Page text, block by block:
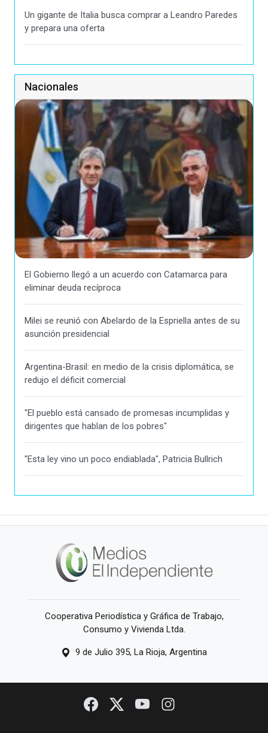
Un gigante de Italia busca comprar a Leandro Paredes
y prepara una oferta
Nacionales
El Gobierno llegó a un acuerdo con Catamarca para
eliminar deuda recíproca
Milei se reunió con Abelardo de la Espriella antes de su
asunción presidencial
Argentina-Brasil: en medio de la crisis diplomática, se
redujo el déficit comercial
"El pueblo está cansado de promesas incumplidas y
dirigentes que hablan de los pobres"
"Esta ley vino un poco endiablada", Patricia Bullrich
Cooperativa Periodística y Gráfica de Trabajo,
Consumo y Vivienda Ltda.
9 de Julio 395, La Rioja, Argentina